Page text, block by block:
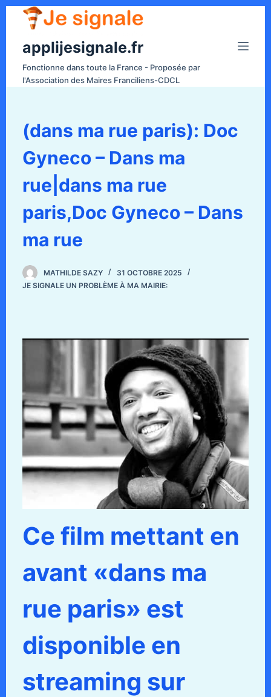
applijesignale.fr
Fonctionne dans toute la France - Proposée par
l'Association des Maires Franciliens-CDCL
(dans ma rue paris): Doc
Gyneco – Dans ma
rue|dans ma rue
paris,Doc Gyneco – Dans
ma rue
MATHILDE SAZY
31 OCTOBRE 2025
JE SIGNALE UN PROBLÈME À MA MAIRIE:
Ce film mettant en
avant «dans ma
rue paris» est
disponible en
streaming sur